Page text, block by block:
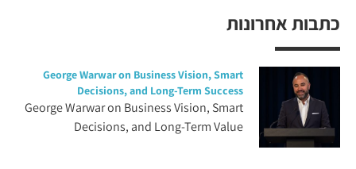
כתבות אחרונות
George Warwar on Business Vision, Smart
Decisions, and Long-Term Success
George Warwar on Business Vision, Smart
Decisions, and Long-Term Value